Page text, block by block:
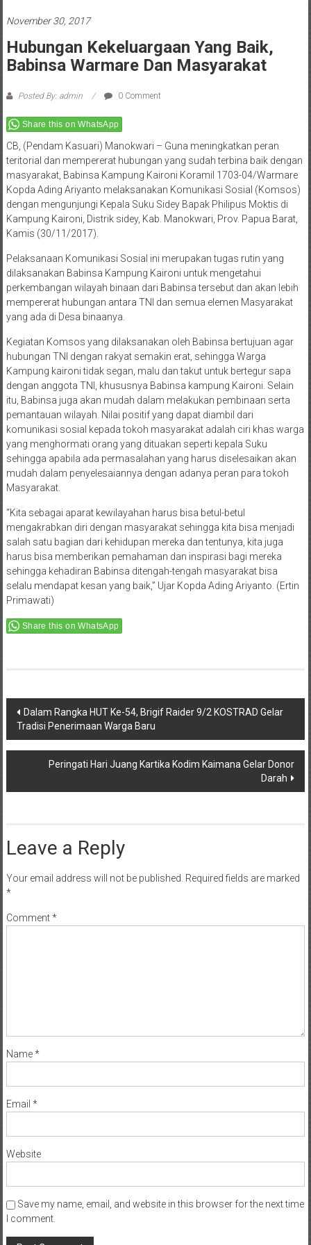
November 30, 2017
Hubungan Kekeluargaan Yang Baik,
Babinsa Warmare Dan Masyarakat
Posted By: admin 0 Comment
Share this on WhatsApp
CB, (Pendam Kasuari) Manokwari – Guna meningkatkan peran
teritorial dan mempererat hubungan yang sudah terbina baik dengan
masyarakat, Babinsa Kampung Kaironi Koramil 1703-04/Warmare
Kopda Ading Ariyanto melaksanakan Komunikasi Sosial (Komsos)
dengan mengunjungi Kepala Suku Sidey Bapak Philipus Moktis di
Kampung Kaironi, Distrik sidey, Kab. Manokwari, Prov. Papua Barat,
Kamis (30/11/2017).
Pelaksanaan Komunikasi Sosial ini merupakan tugas rutin yang
dilaksanakan Babinsa Kampung Kaironi untuk mengetahui
perkembangan wilayah binaan dari Babinsa tersebut dan akan lebih
mempererat hubungan antara TNI dan semua elemen Masyarakat
yang ada di Desa binaanya.
Kegiatan Komsos yang dilaksanakan oleh Babinsa bertujuan agar
hubungan TNI dengan rakyat semakin erat, sehingga Warga
Kampung kaironi tidak segan, malu dan takut untuk bertegur sapa
dengan anggota TNI, khususnya Babinsa kampung Kaironi. Selain
itu, Babinsa juga akan mudah dalam melakukan pembinaan serta
pemantauan wilayah. Nilai positif yang dapat diambil dari
komunikasi sosial kepada tokoh masyarakat adalah ciri khas warga
yang menghormati orang yang dituakan seperti kepala Suku
sehingga apabila ada permasalahan yang harus diselesaikan akan
mudah dalam penyelesaiannya dengan adanya peran para tokoh
Masyarakat.
“Kita sebagai aparat kewilayahan harus bisa betul-betul
mengakrabkan diri dengan masyarakat sehingga kita bisa menjadi
salah satu bagian dari kehidupan mereka dan tentunya, kita juga
harus bisa memberikan pemahaman dan inspirasi bagi mereka
sehingga kehadiran Babinsa ditengah-tengah masyarakat bisa
selalu mendapat kesan yang baik,” Ujar Kopda Ading Ariyanto. (Ertin
Primawati)
Share this on WhatsApp
Post
navigation
Dalam Rangka HUT Ke-54, Brigif Raider 9/2 KOSTRAD Gelar
Tradisi Penerimaan Warga Baru
Peringati Hari Juang Kartika Kodim Kaimana Gelar Donor
Darah
Leave a Reply
Your email address will not be published. Required fields are marked
*
Comment*
Name*
Email *
Website
Save my name, email, and website in this browser for the next time
I comment.